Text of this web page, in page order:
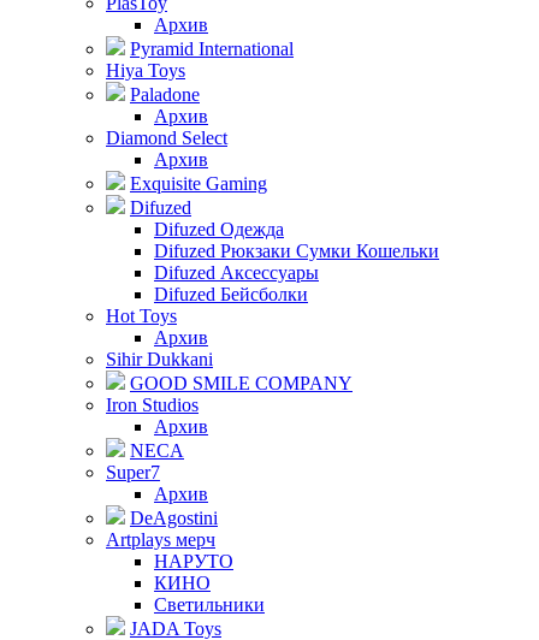
Архив
Pyramid International
Hiya Toys
Paladone
Архив
Diamond Select
Архив
Exquisite Gaming
Difuzed
Difuzed Одежда
Difuzed Рюкзаки Сумки Кошельки
Difuzed Аксессуары
Difuzed Бейсболки
Hot Toys
Архив
Sihir Dukkani
GOOD SMILE COMPANY
Iron Studios
Архив
NECA
Super7
Архив
DeAgostini
Artplays мерч
НАРУТО
КИНО
Светильники
JADA Toys